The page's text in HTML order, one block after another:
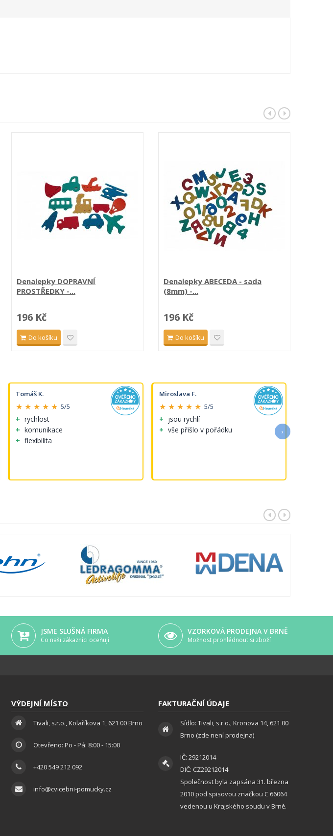
Denalepky DOPRAVNÍ
PROSTŘEDKY -...
196 Kč
Do košíku
Denalepky ABECEDA - sada
(8mm) -...
196 Kč
Do košíku
Tomáš K.
★ ★ ★ ★ ★ 5/5
rychlost
komunikace
flexibilita
Miroslava F.
★ ★ ★ ★ ★ 5/5
jsou rychlí
vše přišlo v pořádku
›
JSME SLUŠNÁ FIRMA
Co naši zákazníci oceňují
VZORKOVÁ PRODEJNA V BRNĚ
Možnost prohlédnout si zboží
VÝDEJNÍ MÍSTO
Tivali, s.r.o., Kolaříkova 1, 621 00 Brno
Otevřeno: Po - Pá: 8:00 - 15:00
+420 549 212 092
info@cvicebni-pomucky.cz
FAKTURAČNÍ ÚDAJE
Sídlo: Tivali, s.r.o., Kronova 14, 621 00
Brno (zde není prodejna)
IČ: 29212014
DIČ: CZ29212014
Společnost byla zapsána 31. března
2010 pod spisovou značkou C 66064
vedenou u Krajského soudu v Brně.